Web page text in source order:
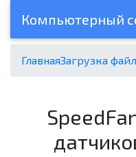
Компьютерный
ГлавнаяЗагрузка